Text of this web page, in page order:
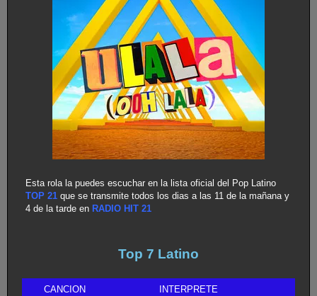
Esta rola la puedes escuchar en la lista oficial del Pop Latino
TOP 21 que se transmite todos los dias a las 11 de la mañana y
4 de la tarde en RADIO HIT 21
Top 7 Latino
CANCION INTERPRETE